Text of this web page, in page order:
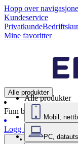
Hopp over
Kundeservice
Privatkunde
Mine favoritter
Alle produkter
Finn butikk
Logg inn
Alle produkter
Mobil,
PC,